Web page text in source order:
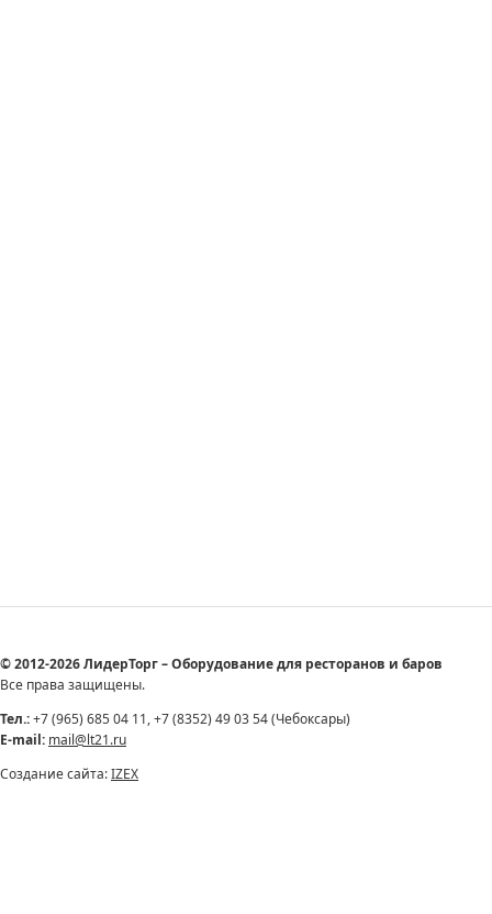
© 2012-2026 ЛидерТорг – Оборудование для ресторанов и баров
Все права защищены.
Тел.:+7 (965) 685 04 11, +7 (8352) 49 03 54 (Чебоксары)
E-mail: mail@lt21.ru
Создание сайта:IZEX